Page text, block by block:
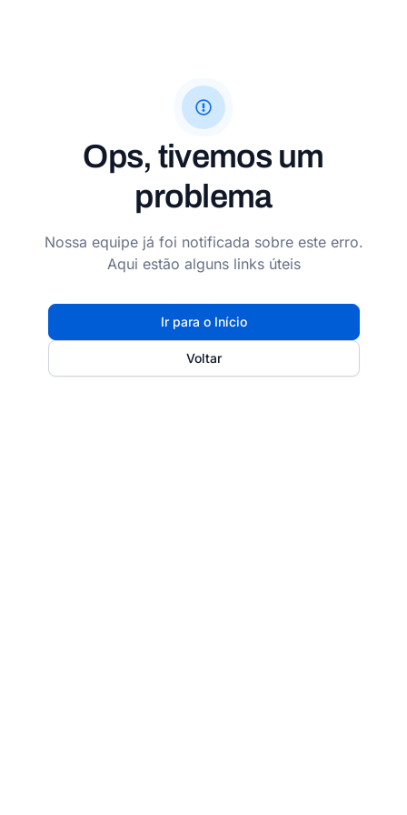
Ops, tivemos um
problema
Nossa equipe já foi notificada sobre este erro.
Aqui estão alguns links úteis
Ir para o Início
Voltar